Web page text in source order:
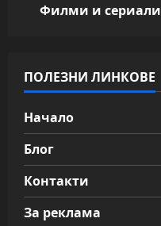
Филми и сериали
ПОЛЕЗНИ ЛИНКОВЕ
Начало
Блог
Контакти
За реклама